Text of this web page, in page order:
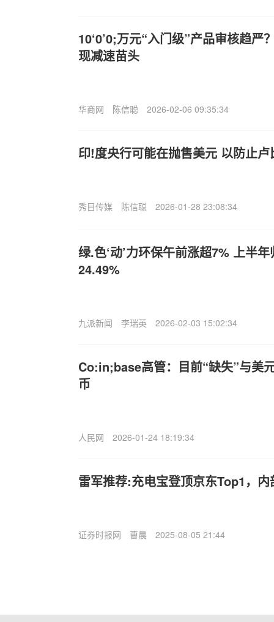
10‘0’0;万元“入门级”产品审核趋严
现减速苗头
华商网 陈信聪 2026-02-06 09:35:34
印!度央行可能在抛售美元 以防止卢
秀目传媒 陈信聪 2026-01-28 23:08:34
绿.色‘动’力环保午前涨超7% 上半
24.49%
九派新闻 李瑞英 2026-02-03 15:02:34
Co:in;base高管：目前“缺失”与美
币
人民网 2026-01-24 18:19:34
雷军推荐:充电宝登顶京东Top1，
证券时报网 曹晨 2025-08-05 21:44